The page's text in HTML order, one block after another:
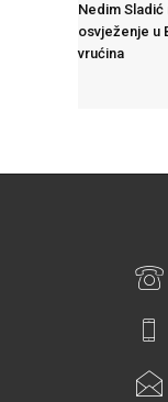
Nedim
osvježenje u
vrućina